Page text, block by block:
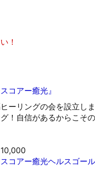
い！
コアー癒光』
ーリングの会を設立しま
！自信があるからこそ
コアー癒光ヘルスゴール